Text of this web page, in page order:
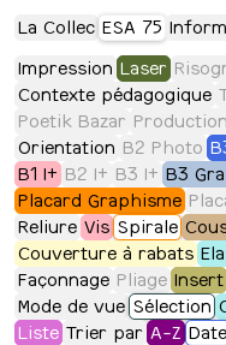
La Collec ESA 75
Impression Laser
Contexte pédagogique
Poetik Bazar
Orientation B2 Photo
B1 I+ B2 I+ B3 I+ B3
Placard Graphisme
Reliure Vis Spirale
Couverture à rabats
Façonnage Pliage Insert
Mode de vue Sélection
Liste Trier par A-Z Date